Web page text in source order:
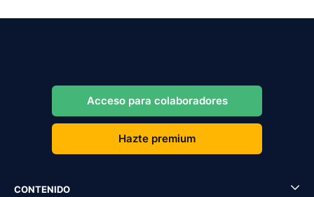
Acceso para colaboradores
Hazte premium
CONTENIDO